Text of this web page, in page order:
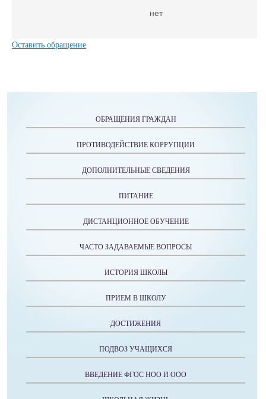
нет
Оставить обращение
ОБРАЩЕНИЯ ГРАЖДАН
ПРОТИВОДЕЙСТВИЕ КОРРУПЦИИ
ДОПОЛНИТЕЛЬНЫЕ СВЕДЕНИЯ
ПИТАНИЕ
ДИСТАНЦИОННОЕ ОБУЧЕНИЕ
ЧАСТО ЗАДАВАЕМЫЕ ВОПРОСЫ
ИСТОРИЯ ШКОЛЫ
ПРИЕМ В ШКОЛУ
ДОСТИЖЕНИЯ
ПОДВОЗ УЧАЩИХСЯ
ВВЕДЕНИЕ ФГОС НОО И ООО